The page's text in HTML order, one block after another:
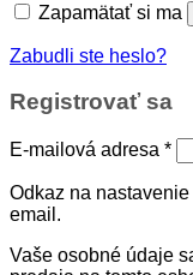
Zapamätať si ma
Zabudli ste heslo?
Registrovať sa
E-mailová adresa *
Odkaz na
email.
Vaše osobné údaje